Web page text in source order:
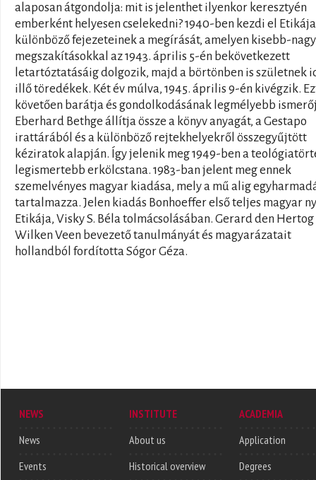
alaposan átgondolja: mit is jelenthet ilyenkor keresztyén
emberként helyesen cselekedni? 1940-ben kezdi el Etikája
különböző fejezeteinek a megírását, amelyen kisebb-
megszakításokkal az 1943. április 5-én bekövetkezett
letartóztatásáig dolgozik, majd a börtönben is születnek
illő töredékek. Két év múlva, 1945. április 9-én kivégzik.
követően barátja és gondolkodásának legmélyebb
Eberhard Bethge állítja össze a könyv anyagát, a Gestapo
irattárából és a különböző rejtekhelyekről összegyűjtött
kéziratok alapján. Így jelenik meg 1949-ben a
legismertebb erkölcstana. 1983-ban jelent meg ennek
szemelvényes magyar kiadása, mely a mű alig
tartalmazza. Jelen kiadás Bonhoeffer első teljes magyar
Etikája, Visky S. Béla tolmácsolásában. Gerard den Hertog
Wilken Veen bevezető tanulmányát és magyarázatait
hollandból fordította Sógor Géza.
NEWS
News
Events
INSTITUTE
About us
Historical overview
ACADEMIA
Application
Degrees